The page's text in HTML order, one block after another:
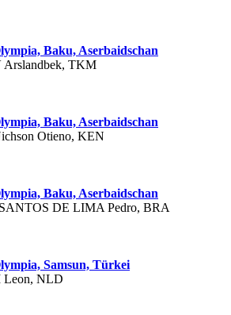
Baku, Aserbaidschan
TKM
Baku, Aserbaidschan
Otieno, KEN
Baku, Aserbaidschan
DE LIMA Pedro, BRA
Samsun, Türkei
Leon, NLD